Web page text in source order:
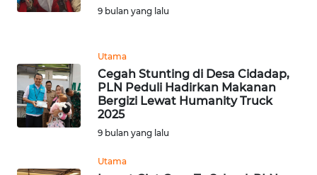
9 bulan yang lalu
Utama
Cegah Stunting di Desa Cidadap,
PLN Peduli Hadirkan Makanan
Bergizi Lewat Humanity Truck
2025
9 bulan yang lalu
Utama
WN
WN
SUMBAR
WN
WN